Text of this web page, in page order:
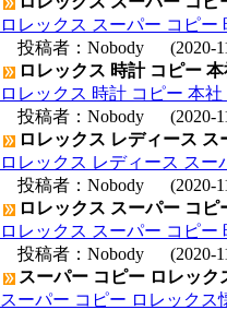
ロレックス スーパー コピ
投稿者： Nobody (2020-
ロレックス 時計 コピー
ロレックス 時計 コピー 本
投稿者： Nobody (2020-
ロレックス レディース
ロレックス レディース ス
投稿者： Nobody (2020-
ロレックス スーパー コ
ロレックス スーパー コピ
投稿者： Nobody (2020-
スーパー コピー ロレッ
スーパー コピー ロレックス